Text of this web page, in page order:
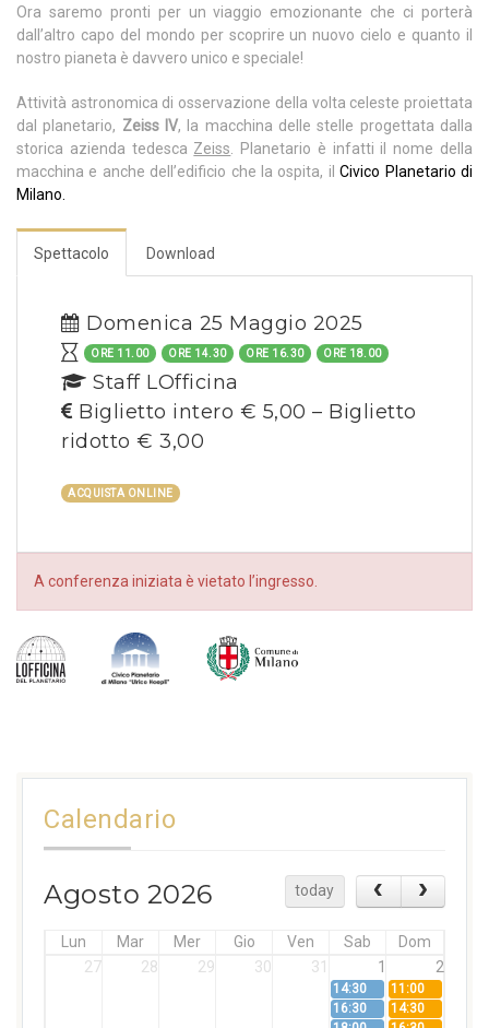
Ora saremo pronti per un viaggio emozionante che ci porterà
dall’altro capo del mondo per scoprire un nuovo cielo e quanto il
nostro pianeta è davvero unico e speciale!
Attività astronomica di osservazione della volta celeste proiettata
dal planetario, Zeiss IV, la macchina delle stelle progettata dalla
storica azienda tedesca Zeiss. Planetario è infatti il nome della
macchina e anche dell’edificio che la ospita, ilCivico Planetario di
Milano.
Spettacolo Download
Domenica 25 Maggio 2025
ORE 11.00 ORE 14.30 ORE 16.30 ORE 18.00
Staff LOfficina
Biglietto intero € 5,00 – Biglietto
ridotto € 3,00
ACQUISTA ONLINE
A conferenza iniziata è vietato l’ingresso.
Calendario
Agosto 2026 today
Lun Mar Mer Gio Ven Sab
Dom
27
28 29 30 31 1 2
14:30
11:00
16:30
14:30